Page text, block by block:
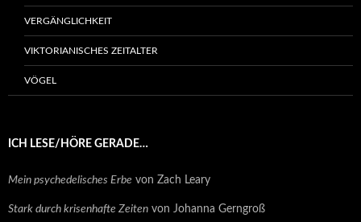
VERGÄNGLICHKEIT
VIKTORIANISCHES ZEITALTER
VÖGEL
ICH LESE/HÖRE GERADE…
Mein psychedelisches Erbe von Zach Leary
Stark durch krisenhafte Zeiten von Johanna Gerngroß